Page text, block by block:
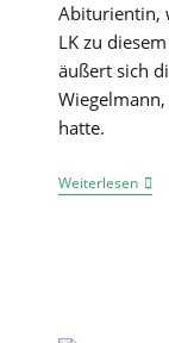
Abiturientin,
LK zu
äußert sich
hatte.
Weiterlesen